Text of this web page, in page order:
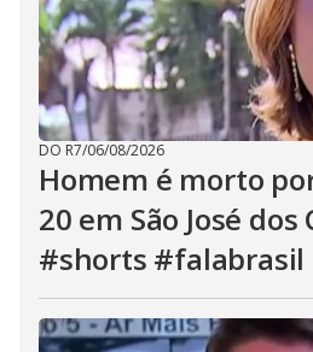
DO R7/06/08/2026
Homem é morto
20 em São José dos
#shorts #falabrasil